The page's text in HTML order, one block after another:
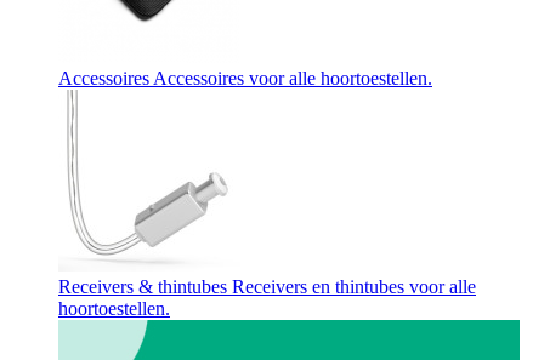
AccessoiresAccessoires voor alle hoortoestellen.
Receivers & thintubes Receivers en thintubes voor alle
hoortoestellen.